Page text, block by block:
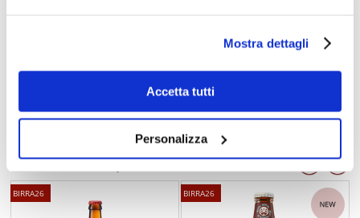
Mostra dettagli
Accetta tutti
Personalizza
ARTIGIANALI
ROSSE - AMBRATE SPECIALI
Alcune birre in promozione
BIRRA26 BIRRA26